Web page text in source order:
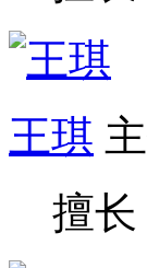
王琪
擅